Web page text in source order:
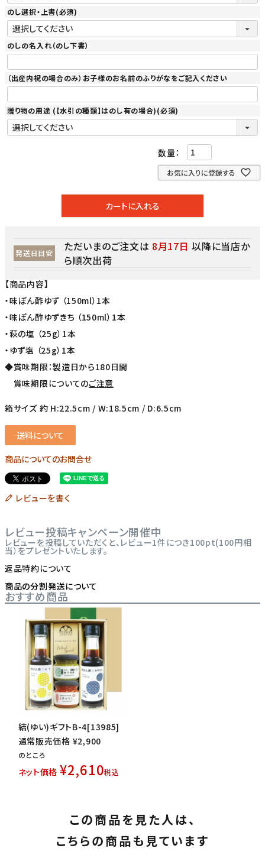
のし選択・上書(必須)
のしの名入れ（のし下書）
（出産内祝の場合のみ）お子様のお名前のふりがなをご記入ください
贈り物の用途 (【水引の種類】はのし有の場合)(必須)
お気に入りに登録する
カートに入れる
発送日目安 ただいまのご注文は 8月17日 以降に当店か
ら順次出荷
【商品内容】
・味ぽん酢ゆず （150ml）1本
・味ぽん酢ゆずきち （150ml）1本
・萩の塩 （25g）1本
・ゆず塩 （25g）1本
◆賞味期限：製造日から180日間
賞味期限についてのご注意
箱サイズ 約 H:22.5cm / W:18.5cm / D:6.5cm
送料について
商品についてのお問合せ
レビューを書く
レビュー投稿キャンペーン開催中
レビューを投稿していただくと、レビュー1件につき100pt(100円相
当）をプレゼントいたします。
返品特約について
商品の分割発送について
おすすめ商品
結(ゆい)ギフトB-4[13985]
通常販売価格 ¥2,900
のところ
ネット価格 ¥2,610税込
この商品を見た人は、
こちらの商品も見ています